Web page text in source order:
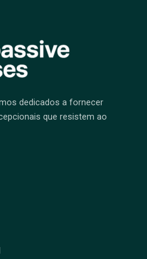
dedicados a fornecer
que resistem ao